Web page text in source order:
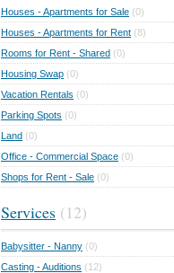
Houses - Apartments for Sale (0)
Houses - Apartments for Rent (8)
Rooms for Rent - Shared (0)
Housing Swap (0)
Vacation Rentals (0)
Parking Spots (0)
Land (0)
Office - Commercial Space (0)
Shops for Rent - Sale (0)
Services (12)
Babysitter - Nanny (0)
Casting - Auditions (12)